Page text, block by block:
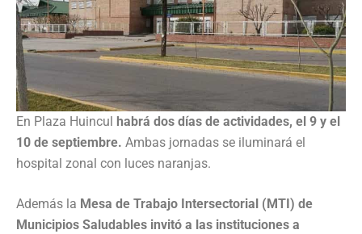
En Plaza Huincul habrá dos días de actividades, el 9 y el
10 de septiembre. Ambas jornadas se iluminará el
hospital zonal con luces naranjas.
Además la Mesa de Trabajo Intersectorial (MTI) de
Municipios Saludables invitó a las instituciones a